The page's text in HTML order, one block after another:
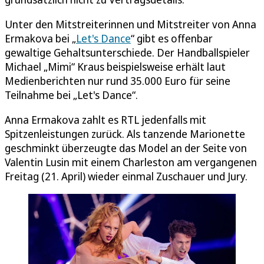
Unter den Mitstreiterinnen und Mitstreiter von Anna
Ermakova bei „Let's Dance“ gibt es offenbar
gewaltige Gehaltsunterschiede. Der Handballspieler
Michael „Mimi“ Kraus beispielsweise erhält laut
Medienberichten nur rund 35.000 Euro für seine
Teilnahme bei „Let's Dance“.
Anna Ermakova zahlt es RTL jedenfalls mit
Spitzenleistungen zurück. Als tanzende Marionette
geschminkt überzeugte das Model an der Seite von
Valentin Lusin mit einem Charleston am vergangenen
Freitag (21. April) wieder einmal Zuschauer und Jury.